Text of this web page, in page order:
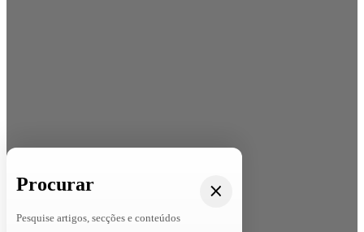
Procurar
Pesquise artigos, secções e conteúdos